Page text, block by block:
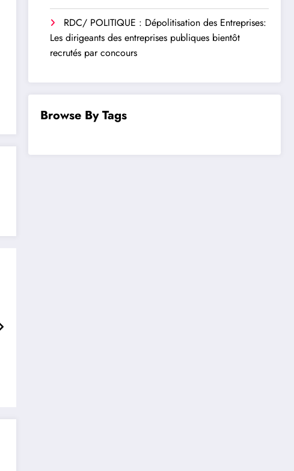
RDC/ POLITIQUE : Dépolitisation des Entreprises:
Les dirigeants des entreprises publiques bientôt
recrutés par concours
Browse By Tags